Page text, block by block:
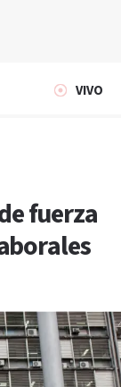
VIVO
fuerza